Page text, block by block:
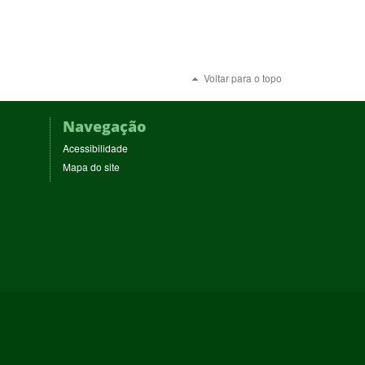
Voltar para o topo
Navegação
Acessibilidade
Mapa do site